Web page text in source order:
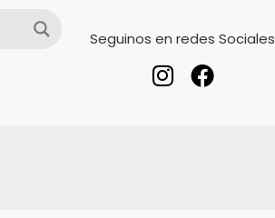
Seguinos en redes Sociales